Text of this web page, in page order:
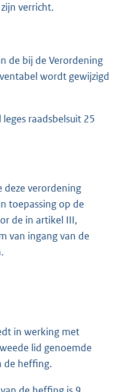
verricht.
de bij de Verordening
wordt gewijzigd
raadsbelsuit 25
deze verordening
toepassing op de
de in artikel III,
van ingang van de
in werking met
lid genoemde
de heffing.